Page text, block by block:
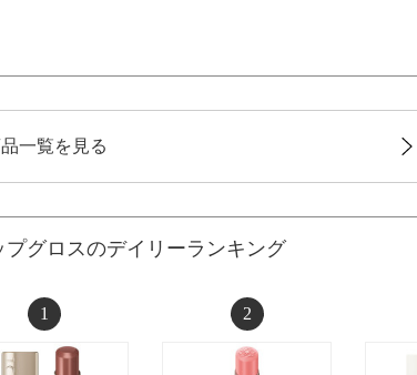
一覧を見る
プグロスのデイリーランキング
1 2